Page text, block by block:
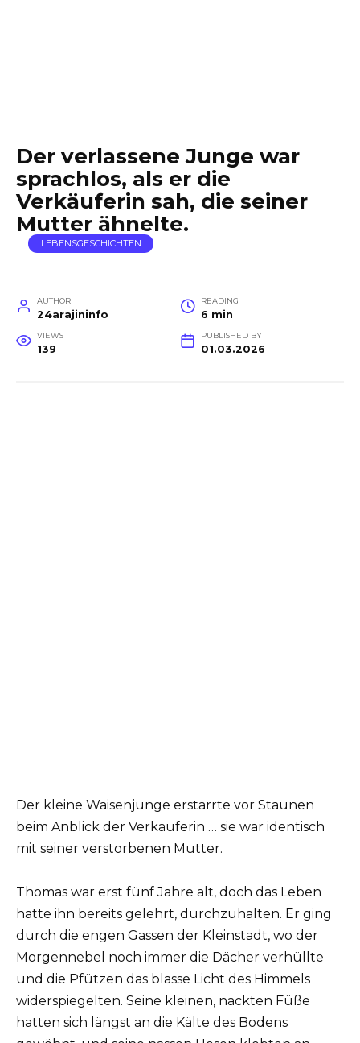
Der verlassene Junge war
sprachlos, als er die
Verkäuferin sah, die seiner
Mutter ähnelte.
LEBENSGESCHICHTEN
AUTHOR
24arajininfo
READING
6 min
VIEWS
139
PUBLISHED BY
01.03.2026
Der kleine Waisenjunge erstarrte vor Staunen
beim Anblick der Verkäuferin … sie war identisch
mit seiner verstorbenen Mutter.
Thomas war erst fünf Jahre alt, doch das Leben
hatte ihn bereits gelehrt, durchzuhalten. Er ging
durch die engen Gassen der Kleinstadt, wo der
Morgennebel noch immer die Dächer verhüllte
und die Pfützen das blasse Licht des Himmels
widerspiegelten. Seine kleinen, nackten Füße
hatten sich längst an die Kälte des Bodens